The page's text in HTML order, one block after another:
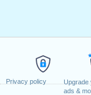
Privacy policy
Upgrade
ads &